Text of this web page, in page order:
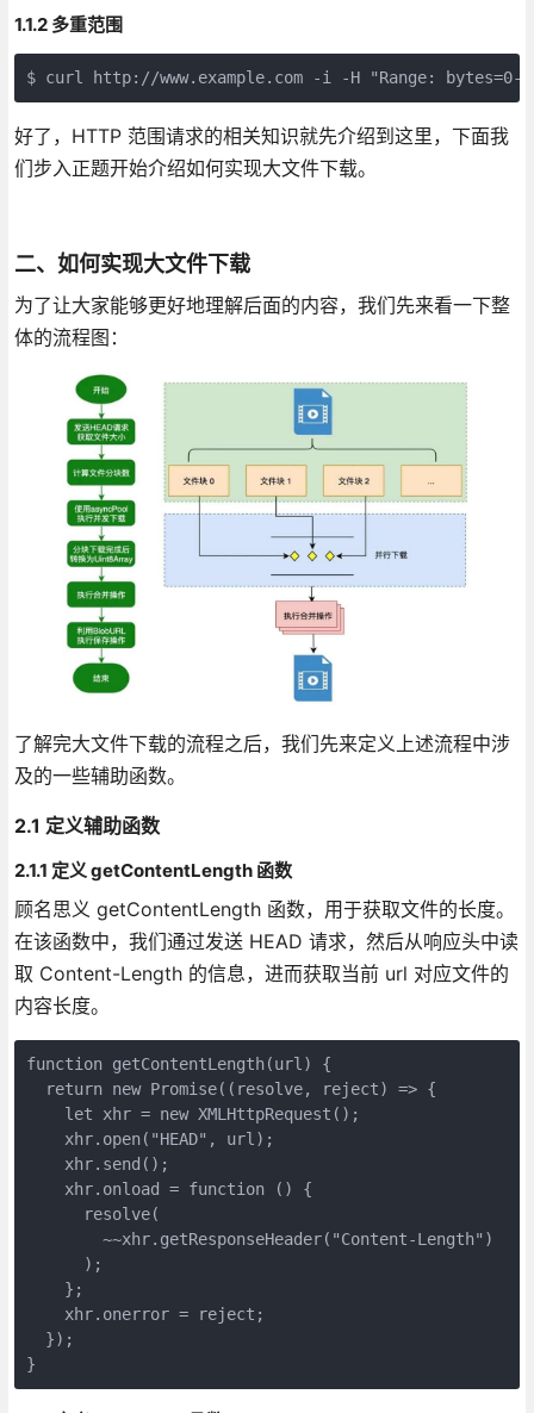
1.1.2 多重范围
$ curl http://www.example.com -i -H "Range: bytes=0-
好了，HTTP 范围请求的相关知识就先介绍到这里，下面我
们步入正题开始介绍如何实现大文件下载。
二、如何实现大文件下载
为了让大家能够更好地理解后面的内容，我们先来看一下整
体的流程图：
了解完大文件下载的流程之后，我们先来定义上述流程中涉
及的一些辅助函数。
2.1 定义辅助函数
2.1.1 定义 getContentLength 函数
顾名思义 getContentLength 函数，用于获取文件的长度。
在该函数中，我们通过发送 HEAD 请求，然后从响应头中读
取 Content-Length 的信息，进而获取当前 url 对应文件的
内容长度。
function getContentLength(url) {
return new Promise((resolve, reject) => {
let xhr = new XMLHttpRequest();
xhr.open("HEAD", url);
xhr.send();
xhr.onload = function () {
resolve(
~~xhr.getResponseHeader("Content-Length")
);
};
xhr.onerror = reject;
});
}